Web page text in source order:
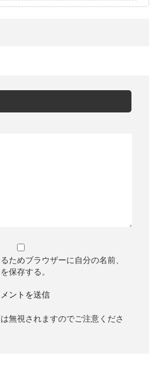
ためブラウザーに自分の名前、
保存する。
無視されますのでご注意くださ